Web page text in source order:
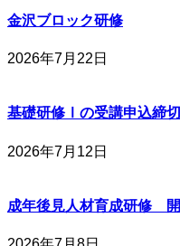
金沢ブロック研修
2026年7月22日
基礎研修Ⅰの受講申込締
2026年7月12日
成年後見人材育成研修